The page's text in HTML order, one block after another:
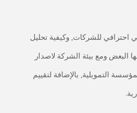
احترافي للشركات, وكيفية تحليل
البعض ومع بيئة الشركة لاصدار
التمويلية, بالإضافة لتقييم